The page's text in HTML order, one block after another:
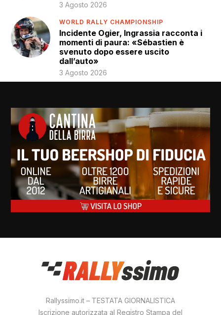
3 Agosto 2026
WORLD RALLY CHAMPIONSHIP
Incidente Ogier, Ingrassia racconta i
momenti di paura: «Sébastien è
svenuto dopo essere uscito
dall’auto»
3 Agosto 2026
Rallyssimo.it – TESTATA GIORNALISTICA
Iscrizione autorizzata al Registro Stampa del